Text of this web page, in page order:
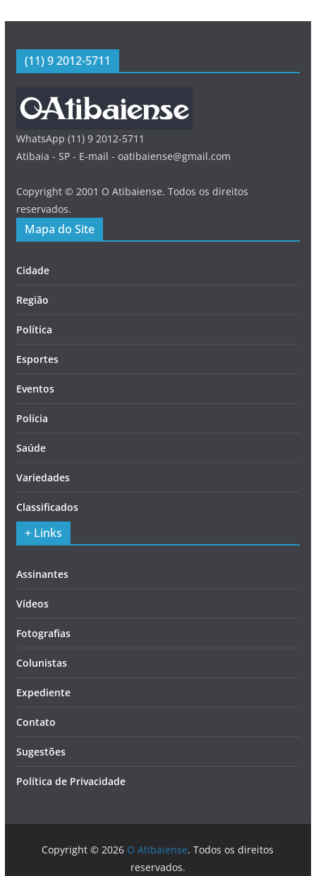
(11) 9 2012-5711
WhatsApp (11) 9 2012-5711
Atibaia - SP - E-mail - oatibaiense@gmail.com
Copyright © 2001 O Atibaiense. Todos os direitos
reservados.
Mapa do Site
Cidade
Região
Política
Esportes
Eventos
Polícia
Saúde
Variedades
Classificados
+ Links
Assinantes
Vídeos
Fotografias
Colunistas
Expediente
Contato
Sugestões
Política de Privacidade
Copyright © 2026 O Atibaiense. Todos os direitos
reservados.